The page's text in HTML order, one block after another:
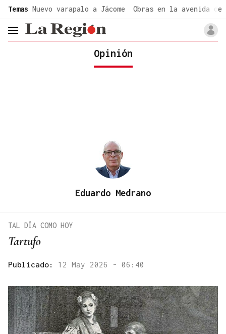
Temas Nuevo varapalo a Jácome Obras en la avenida de
header.menu.open
Opinión
Eduardo Medrano
Tartufo
TAL DÍA COMO HOY
Publicado: 12 May 2026 - 06:40